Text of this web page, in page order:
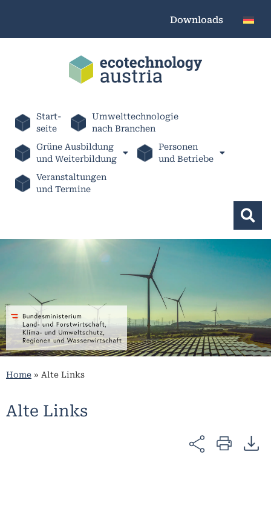
Downloads
Start-
seite
Umwelttechnologie
nach Branchen
Grüne Ausbildung
und Weiterbildung
Personen
und Betriebe
Veranstaltungen
und Termine
Home » Alte Links
Alte Links